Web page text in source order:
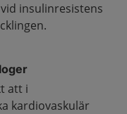
insulinresistens
att i
kardiovaskulär